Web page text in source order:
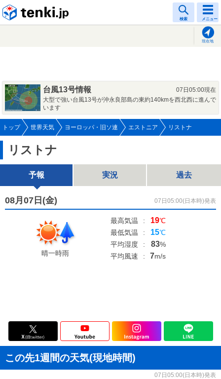
検索 メニュー
現在地
台風13号情報
07日05:00現在
大型で強い台風13号が沖永良部島の東約140kmを西北西に進んで
います
トップ 世界天気 ヨーロッパ・旧ソ連 エストニア リストナ
リストナ
予報 実況 過去
08月07日(金) 07日05:00(日本時)発表
晴一時雨
最高気温 : 19℃
最低気温
: 15℃
平均湿度
: 83%
平均風速
: 7m/s
この先1週間の天気(現地時間)
07日05:00(日本時)発表